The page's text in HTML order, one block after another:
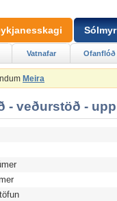
Meira
- veðurstöð -
Vatnafar Ofanflóð